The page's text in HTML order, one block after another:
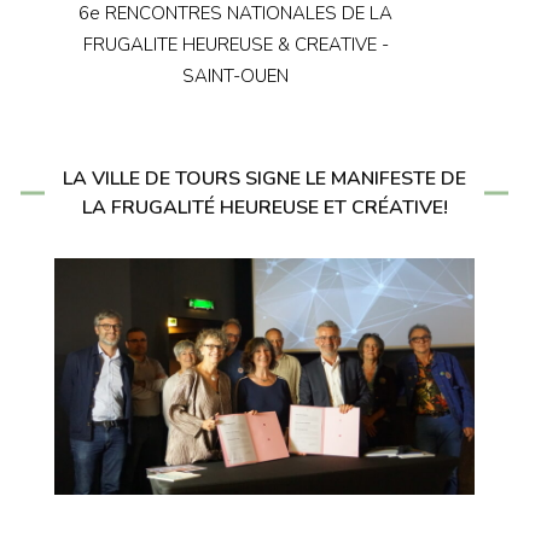
6e RENCONTRES NATIONALES DE LA
FRUGALITE HEUREUSE & CREATIVE -
SAINT-OUEN
LA VILLE DE TOURS SIGNE LE MANIFESTE DE
LA FRUGALITÉ HEUREUSE ET CRÉATIVE!